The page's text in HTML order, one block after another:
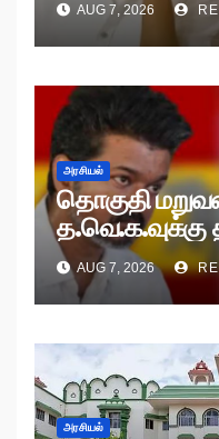
AUG 7, 2026
அரசியல்
தொகுதி
த.வெ.க.வுக்கு
AUG 7, 2026
அரசியல்